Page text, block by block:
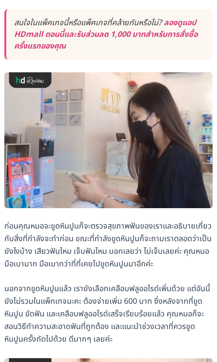
สนใจในแพ็คเกจนี้หรือแพ็คเกจที่คล้ายกันหรือไม่?ลองดูแอป
HDmall ตอนนี้และรับส่วนลด 1,000 บาทสำหรับการสั่งซื้อ
ครั้งแรกของคุณ
ก่อนคุณหมอจะขูดหินปูนก็จะตรวจสุขภาพฟันของเราและอธิบายเกี่ยว
กับสิ่งที่กำลังจะทำก่อน ขณะที่กำลังขูดหินปูนก็จะถามเราตลอดว่าเป็น
ยังไงบ้าง เสียวฟันไหม เจ็บฟันไหม บอกเลยว่า ไม่เจ็บเลยค่ะ คุณหมอ
มือเบามาก มือเบากว่าที่ที่เคยไปขูดหินปูนมาอีกค่ะ
นอกจากขูดหินปูนแล้ว เรายังเลือกเคลือบฟลูออไรด์เพิ่มด้วย แต่อันนี้
ยังไม่รวมในแพ็กเกจนะคะ ต้องจ่ายเพิ่ม 600 บาท ซึ่งหลังจากที่ขูด
หินปูน ขัดฟัน และเคลือบฟลูออไรด์เสร็จเรียบร้อยแล้ว คุณหมอก็จะ
สอนวิธีทำความสะอาดฟันที่ถูกต้อง และแนะนำช่วงเวลาที่ควรขูด
หินปูนครั้งถัดไปด้วย ดีมากๆ เลยค่ะ